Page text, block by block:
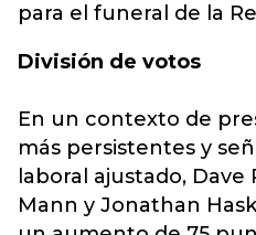
para el funeral de la
División de votos
En un contexto de
más persistentes y
laboral ajustado,
Mann y Jonathan